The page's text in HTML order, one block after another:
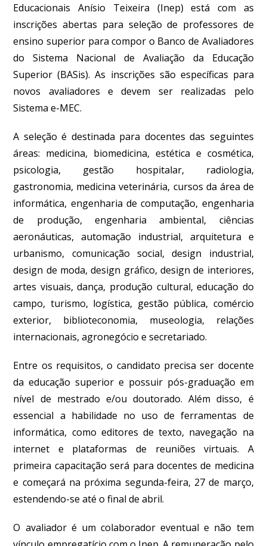
Educacionais Anísio Teixeira (Inep) está com as
inscrições abertas para seleção de professores de
ensino superior para compor o Banco de Avaliadores
do Sistema Nacional de Avaliação da Educação
Superior (BASis).As inscrições são específicas para
novos avaliadores e devem ser realizadas pelo
Sistema e-MEC.
A seleção é destinada para docentes das seguintes
áreas: medicina, biomedicina, estética e cosmética,
psicologia, gestão hospitalar, radiologia,
gastronomia, medicina veterinária, cursos da área de
informática, engenharia de computação, engenharia
de produção, engenharia ambiental, ciências
aeronáuticas, automação industrial, arquitetura e
urbanismo, comunicação social, design industrial,
design de moda, design gráfico, design de interiores,
artes visuais, dança, produção cultural, educação do
campo, turismo, logística, gestão pública, comércio
exterior, biblioteconomia, museologia, relações
internacionais, agronegócio e secretariado.
Entre os requisitos, o candidato precisa ser docente
da educação superior e possuir pós-graduação em
nível de mestrado e/ou doutorado. Além disso, é
essencial a habilidade no uso de ferramentas de
informática, como editores de texto, navegação na
internet e plataformas de reuniões virtuais. A
primeira capacitação será para docentes de medicina
e começará na próxima segunda-feira, 27 de março,
estendendo-se até o final de abril.
O avaliador é um colaborador eventual e não tem